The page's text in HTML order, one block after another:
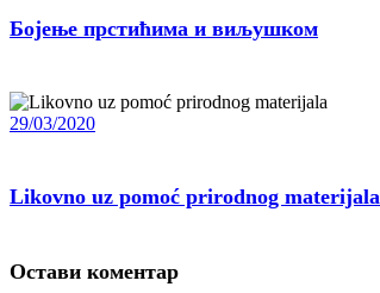
Бојење прстићима и виљушком
29/03/2020
Likovno uz pomoć prirodnog materijala
Остави коментар